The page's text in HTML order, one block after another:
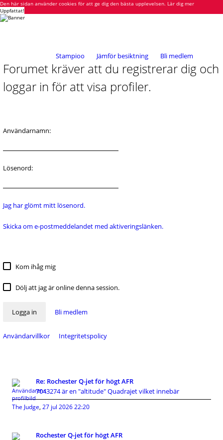
Den här sidan använder cookies för att ge dig den bästa upplevelsen. Lär dig mer
Uppfattat!
Stampioo Jämför besiktning Bli medlem
Forumet kräver att du registrerar dig och
loggar in för att visa profiler.
Användarnamn:
Lösenord:
Jag har glömt mitt lösenord.
Skicka om e-postmeddelandet med aktiveringslänken.
Kom ihåg mig
Dölj att jag är online denna session.
Logga in Bli medlem
Användarvillkor Integritetspolicy
Re: Rochester Q-jet för högt AFR
7043274 är en "altitude" Quadrajet vilket innebär
The Judge, 27 jul 2026 22:20
Rochester Q-jet för högt AFR